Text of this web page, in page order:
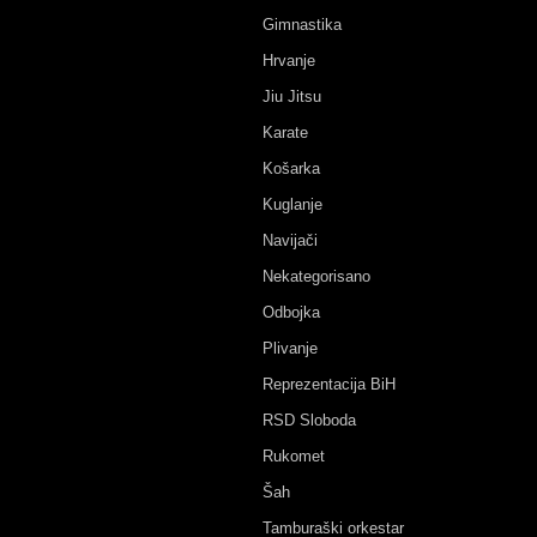
Gimnastika
Hrvanje
Jiu Jitsu
Karate
Košarka
Kuglanje
Navijači
Nekategorisano
Odbojka
Plivanje
Reprezentacija BiH
RSD Sloboda
Rukomet
Šah
Tamburaški orkestar